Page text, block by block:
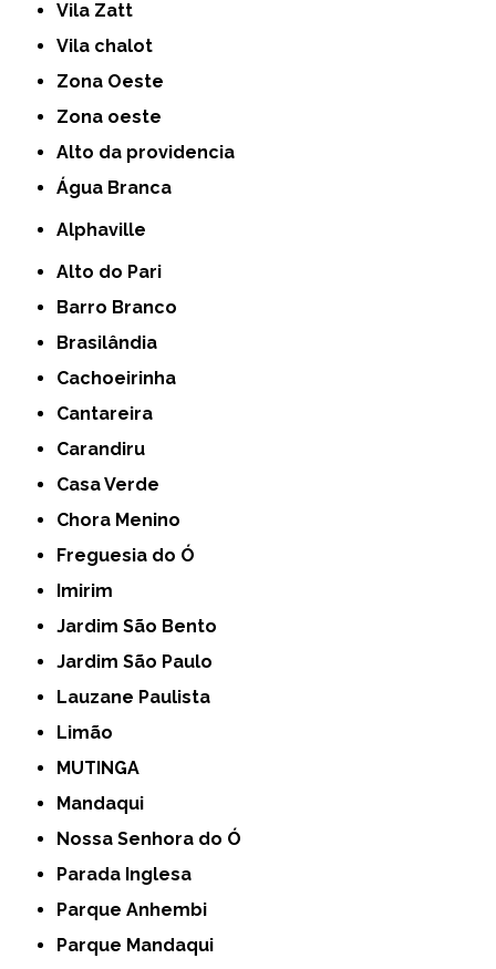
Vila Zatt
Vila chalot
Zona Oeste
Zona oeste
alto da providencia
Água Branca
Alphaville
Alto do Pari
Barro Branco
Brasilândia
Cachoeirinha
Cantareira
Carandiru
Casa Verde
Chora Menino
Freguesia do Ó
Imirim
Jardim São Bento
Jardim São Paulo
Lauzane Paulista
Limão
MUTINGA
Mandaqui
Nossa Senhora do Ó
Parada Inglesa
Parque Anhembi
Parque Mandaqui